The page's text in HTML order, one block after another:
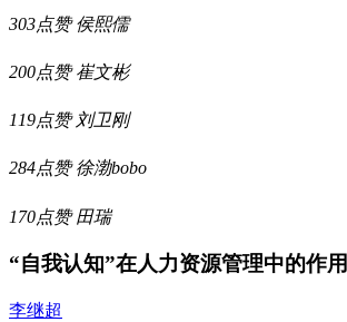
303点赞 侯熙儒
200点赞 崔文彬
119点赞 刘卫刚
284点赞 徐渤bobo
170点赞 田瑞
“自我认知”在人力资源管理中的作用
李继超